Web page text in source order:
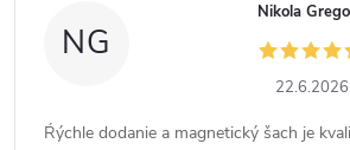
NG
Nikola
22.6.2026
Ŕýchle dodanie a magnetický šach je